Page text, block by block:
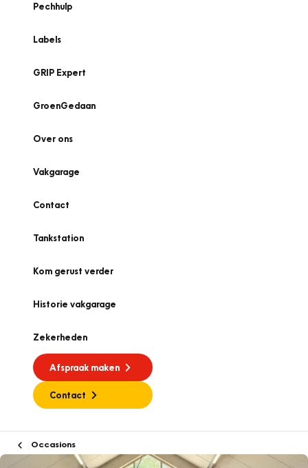
Pechhulp
Labels
GRIP Expert
GroenGedaan
Over ons
Vakgarage
Contact
Tankstation
Kom gerust verder
Historie vakgarage
Zekerheden
Afspraak maken
Contact
Occasions